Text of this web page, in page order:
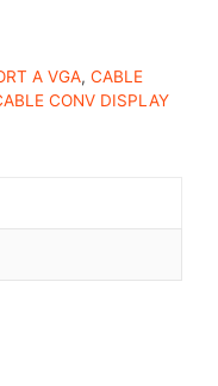
A VGA, CABLE
CONV DISPLAY